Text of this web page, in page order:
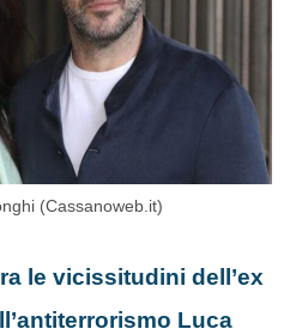
(Cassanoweb.it)
le vicissitudini dell’ex
Luca